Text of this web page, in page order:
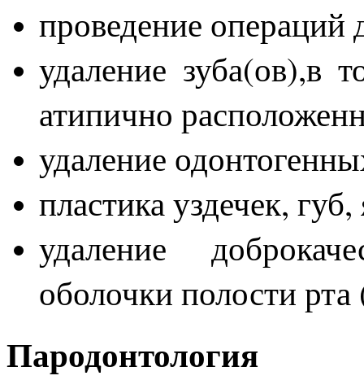
проведение операций
удаление зуба(ов),в
атипично
удаление
пластика уздечек,
удаление
оболочки полости
Пародонтология